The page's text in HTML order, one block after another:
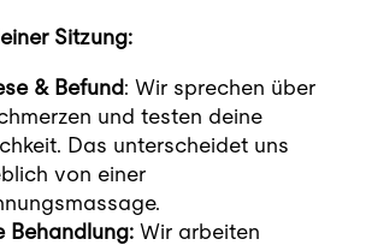
Sitzung:
& Befund: Wir sprechen über
und testen deine
Das unterscheidet uns
von einer
Behandlung:Wir arbeiten